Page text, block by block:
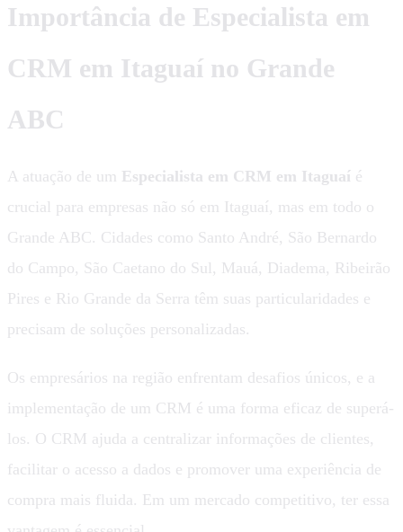
Importância de Especialista em
CRM em Itaguaí no Grande
ABC
A atuação de um Especialista em CRM em Itaguaí é
crucial para empresas não só em Itaguaí, mas em todo o
Grande ABC. Cidades como Santo André, São Bernardo
do Campo, São Caetano do Sul, Mauá, Diadema, Ribeirão
Pires e Rio Grande da Serra têm suas particularidades e
precisam de soluções personalizadas.
Os empresários na região enfrentam desafios únicos, e a
implementação de um CRM é uma forma eficaz de superá-
los. O CRM ajuda a centralizar informações de clientes,
facilitar o acesso a dados e promover uma experiência de
compra mais fluida. Em um mercado competitivo, ter essa